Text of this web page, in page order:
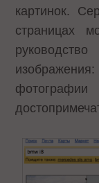
картинок.
страницах